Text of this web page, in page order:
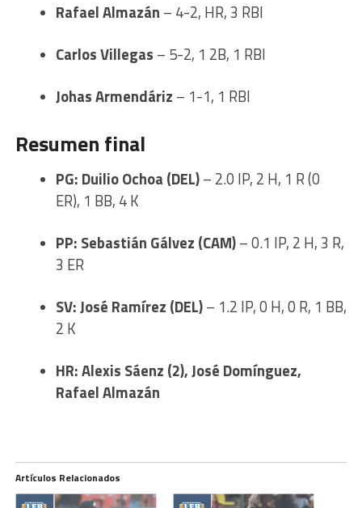
Rafael Almazán – 4-2, HR, 3 RBI
Carlos Villegas – 5-2, 1 2B, 1 RBI
Johas Armendáriz – 1-1, 1 RBI
Resumen final
PG: Duilio Ochoa (DEL)– 2.0 IP, 2 H, 1 R (0
ER), 1 BB, 4 K
PP: Sebastián Gálvez (CAM)– 0.1 IP, 2 H, 3 R,
3 ER
SV: José Ramírez (DEL)– 1.2 IP, 0 H, 0 R, 1 BB,
2 K
HR: Alexis Sáenz (2), José Domínguez,
Rafael Almazán
Artículos Relacionados